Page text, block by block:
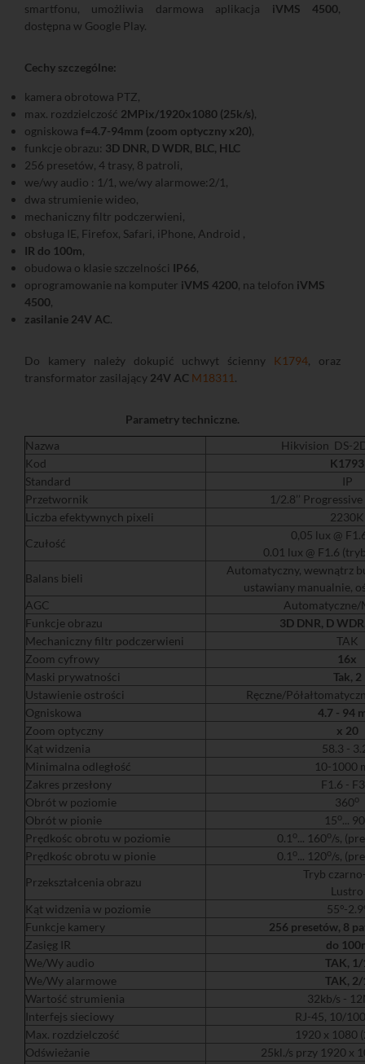
smartfonu, umożliwia darmowa aplikacja iVMS 4500,
dostępna w Google Play.
Cechy szczególne:
kamera obrotowa PTZ,
max. rozdzielczość 2MPix/1920x1080 (25k/s),
ogniskowa f=4.7-94mm (zoom optyczny x20),
funkcje obrazu: 3D DNR, D WDR, BLC, HLC
256 presetów, 4 trasy, 8 patroli,
we/wy audio : 1/1, we/wy alarmowe:2/1,
dwa strumienie wideo,
mechaniczny filtr podczerwieni,
obsługa IE, Firefox, Safari, iPhone, Android ,
IR do 100m,
obudowa o klasie szczelności IP66,
oprogramowanie na komputer iVMS 4200, na telofon iVMS
4500,
zasilanie 24V AC.
Do kamery należy dokupić uchwyt ścienny K1794, oraz
transformator zasilający 24V AC M18311 .
Parametry techniczne.
Nazwa
Hikvision DS-
Kod
K1793
Standard
IP
Przetwornik
1/2.8’’
Liczba efektywnych pixeli
2230K
Czułość
0,05 lux @
0.01 lux @ F1.6
Balans bieli
Automatyczny, wewnątrz
ustawiany manualnie,
AGC
Automatyczne/
Funkcje obrazu
3D DNR, D
Mechaniczny filtr podczerwieni
TAK
Zoom cyfrowy
16x
Maski prywatności
Tak, 2
Ustawienie ostrości
Ręczne/
Ogniskowa
4.7 - 94
Zoom optyczny
x 20
Kąt widzenia
58.3 -
Minimalna odległość
10-1000
Zakres przesłony
F1.6 -
Obrót w poziomie
360o
Obrót w pionie 15o... 90
Prędkośc obrotu w poziomie
0.1 o... 160o/s,
Prędkośc obrotu w pionie
0.1 o... 120o/s,
Przekształcenia obrazu
Tryb
Lustro
Kąt widzenia w poziomie
55°-
Funkcje kamery
256 presetów, 8
Zasięg IR
do
We/Wy audio
TAK, 1/
We/Wy alarmowe
TAK, 2/
Wartość strumienia
32kb/s -
Interfejs sieciowy
RJ-45, 10/
Max. rozdzielczość
1920 x 1080
Odświeżanie
25kl./s przy 1920 x